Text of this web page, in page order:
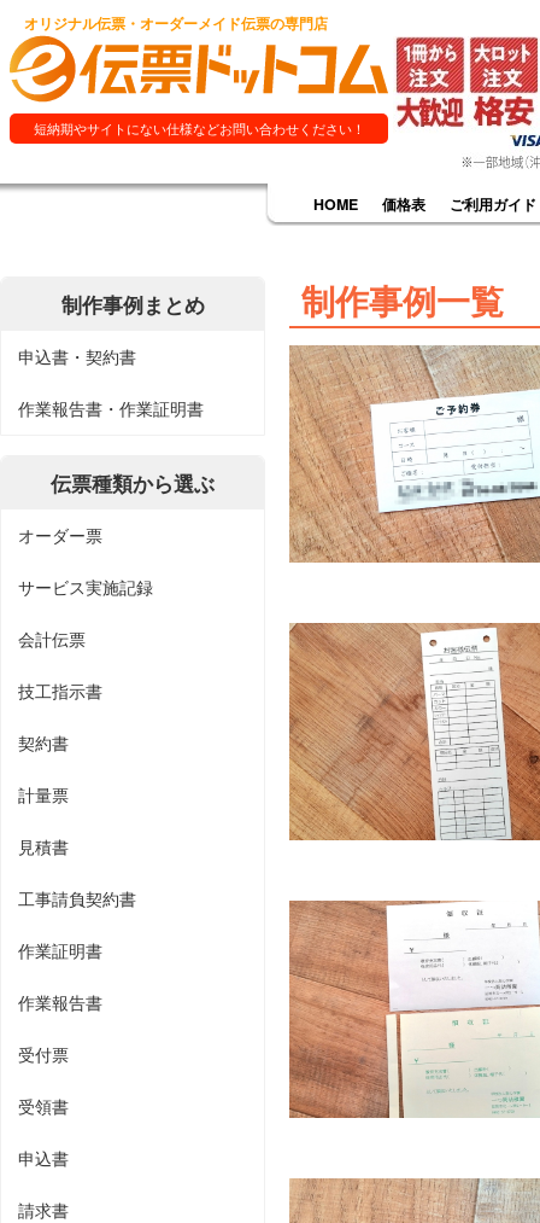
オリジナル伝票・オーダーメイド伝票の専門店
短納期やサイトにない仕様などお問い合わせください！
HOME 価格表 ご利用ガイド
制作事例一覧
制作事例まとめ
申込書・契約書
作業報告書・作業証明書
伝票種類から選ぶ
オーダー票
サービス実施記録
会計伝票
技工指示書
契約書
計量票
見積書
工事請負契約書
作業証明書
作業報告書
受付票
受領書
申込書
請求書